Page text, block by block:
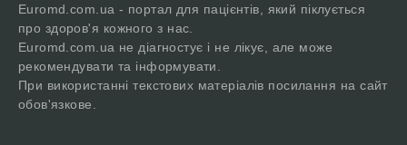
Euromd.com.ua - портал для пацієнтів, який піклується
про здоров'я кожного з нас.
Euromd.com.ua не діагностує і не лікує, але може
рекомендувати та інформувати.
При використанні текстових матеріалів посилання на сайт
обов'язкове.